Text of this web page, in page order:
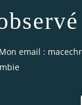
email :